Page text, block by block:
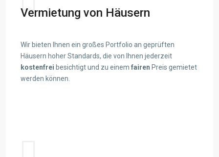
Vermietung von Häusern
Wir bieten Ihnen ein großes Portfolio an geprüften
Häusern hoher Standards, die von Ihnen jederzeit
kostenfrei besichtigt und zu einem fairen Preis gemietet
werden können.